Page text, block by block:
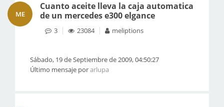
ME
Cuanto aceite lleva la caja automatica
de un mercedes e300 elgance
3 23084 meliptions
Sábado, 19 de Septiembre de 2009, 04:50:27
Último mensaje porarlupa